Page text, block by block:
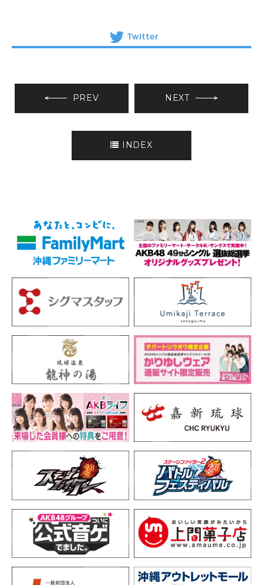
PREV NEXT
INDEX